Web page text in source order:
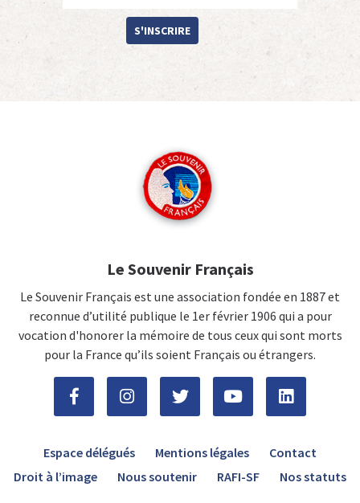
S'INSCRIRE
Le Souvenir Français
Le Souvenir Français est une association fondée en 1887 et
reconnue d’utilité publique le 1er février 1906 qui a pour
vocation d'honorer la mémoire de tous ceux qui sont morts
pour la France qu’ils soient Français ou étrangers.
Espace délégués Mentions légales
Contact
Droit à l’image
Nous soutenir RAFI-SF Nos statuts